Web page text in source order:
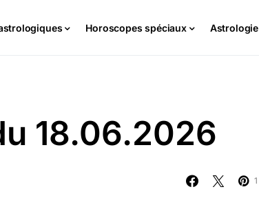
Horoscopes spéciaux Astrologie
18.06.2026
1